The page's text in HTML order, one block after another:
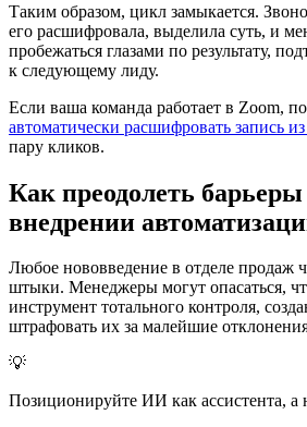
Таким образом, цикл замыкается.
его расшифровала, выделила суть, и
пробежаться глазами по результату,
к следующему лиду.
Если ваша команда работает в Zoom,
автоматически расшифровать запись
пару кликов.
Как преодолеть
внедрении
Любое нововведение в отделе продаж
штыки. Менеджеры могут опасаться,
инструмент тотального контроля,
штрафовать их за малейшие
💡
Позиционируйте ИИ как ассистента, а